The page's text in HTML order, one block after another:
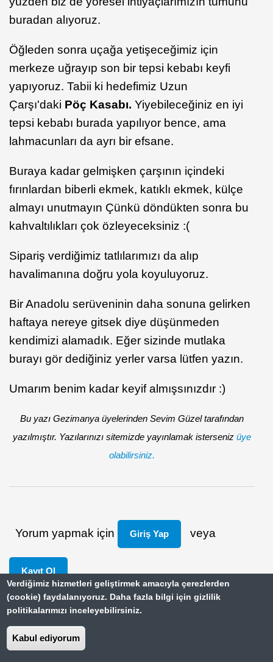
buradan alıyoruz.
Öğleden sonra uçağa yetişeceğimiz için
merkeze uğrayıp son bir tepsi kebabı keyfi
yapıyoruz. Tabii ki hedefimiz Uzun
Çarşı'daki Pöç Kasabı. Yiyebileceğiniz en iyi
tepsi kebabı burada yapılıyor bence, ama
lahmacunları da ayrı bir efsane.
Buraya kadar gelmişken çarşının içindeki
fırınlardan biberli ekmek, katıklı ekmek, külçe
almayı unutmayın Çünkü döndükten sonra bu
kahvaltılıkları çok özleyeceksiniz :(
Sipariş verdiğimiz tatlılarımızı da alıp
havalimanına doğru yola koyuluyoruz.
Bir Anadolu serüveninin daha sonuna gelirken
haftaya nereye gitsek diye düşünmeden
kendimizi alamadık. Eğer sizinde mutlaka
burayı gör dediğiniz yerler varsa lütfen yazın.
Umarım benim kadar keyif almışsınızdır :)
Bu yazı Gezimanya üyelerinden Sevim Güzel tarafından
yazılmıştır. Yazılarınızı sitemizde yayınlamak isterseniz üye
olabilirsiniz.
Yorum yapmak için Giriş Yap veya
Kayıt Ol
#Makedonyadan yazılar alanında göster
Verdiğimiz hizmetleri geliştirmek amacıyla çerezlerden
(cookie) faydalanıyoruz. Daha fazla bilgi için gizlilik
politikalarımızı inceleyebilirsiniz.
Kabul ediyorum